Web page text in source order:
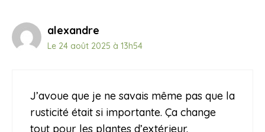
alexandre
Le 24 août 2025 à 13h54
J’avoue que je ne savais même pas que la
rusticité était si importante. Ça change
tout pour les plantes d’extérieur.